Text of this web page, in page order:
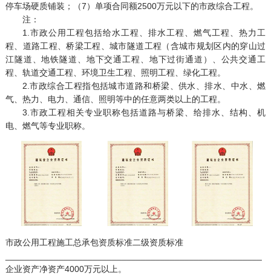
停车场硬质铺装；（7）单项合同额2500万元以下的市政综合工程。
注：
1.市政公用工程包括给水工程、排水工程、燃气工程、热力工
程、道路工程、桥梁工程、城市隧道工程（含城市规划区内的穿山过
江隧道、地铁隧道、地下交通工程、地下过街通道）、公共交通工
程、轨道交通工程、环境卫生工程、照明工程、绿化工程。
2.市政综合工程指包括城市道路和桥梁、供水、排水、中水、燃
气、热力、电力、通信、照明等中的任意两类以上的工程。
3.市政工程相关专业职称包括道路与桥梁、给排水、结构、机
电、燃气等专业职称。
市政公用工程施工总承包资质标准二级资质标准
企业资产净资产4000万元以上。